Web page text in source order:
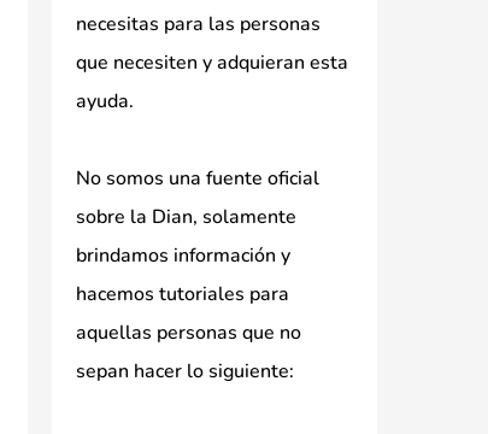
necesitas para las personas
que necesiten y adquieran esta
ayuda.
No somos una fuente oficial
sobre la Dian, solamente
brindamos información y
hacemos tutoriales para
aquellas personas que no
sepan hacer lo siguiente: